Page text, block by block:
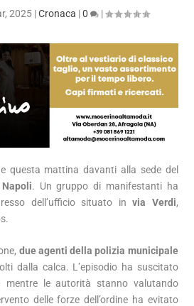
2025 |Cronaca |0 |
questa mattina davanti alla sede del
. Un gruppo di manifestanti ha
dell’ufficio situato invia Verdi,
due agenti della polizia municipale
dalla calca. L’episodio ha suscitato
mentre le autorità stanno valutando
delle forze dell’ordine ha evitato